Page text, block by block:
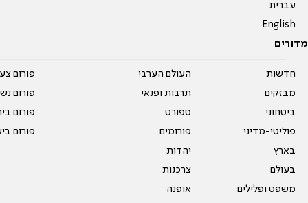
עברית
English
מדורים
חדשות
מבזקים
ביטחוני
פוליטי-מדיני
בארץ
בעולם
משפט ופלילים
העולם הערבי
תרבות ופנאי
ספורט
פורומים
יהדות
צרכנות
אופנה
פורום
פורום
פורום
פורום